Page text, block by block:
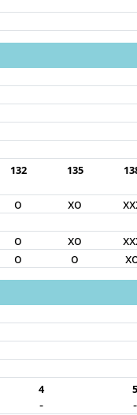
132 135
o xo
o xo
o o
4 5
- -